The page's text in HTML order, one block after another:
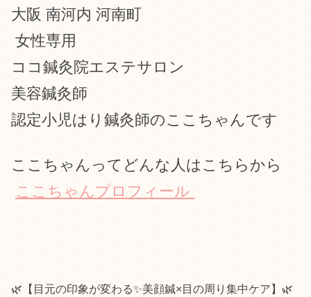
大阪 南河内 河南町
女性専用
ココ鍼灸院エステサロン
美容鍼灸師
認定小児はり鍼灸師のここちゃんです
ここちゃんってどんな人はこちらから
ここちゃんプロフィール
🌿【目元の印象が変わる✨美顔鍼×目の周り集中ケア】🌿